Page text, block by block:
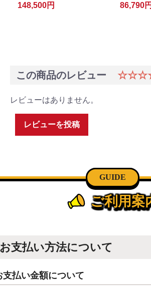
148,500円
86,790円
この商品のレビュー
レビューはありません。
レビューを投稿
GUIDE
ご利用案
お支払い方法について
支払い金額について